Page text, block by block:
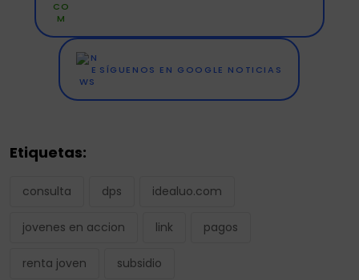
SÍGUENOS EN GOOGLE NOTICIAS
Etiquetas:
consulta dps idealuo.com
jovenes en accion link pagos
renta joven subsidio